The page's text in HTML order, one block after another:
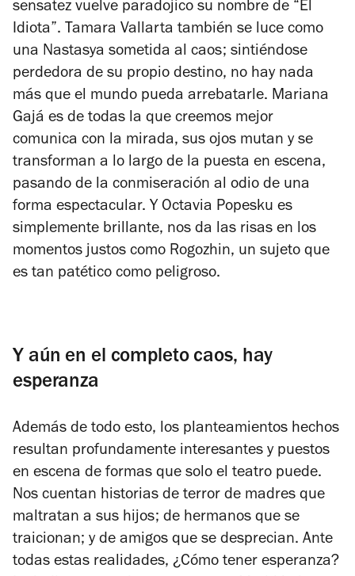
sensatez vuelve paradojico su nombre de “El
Idiota”. Tamara Vallarta también se luce como
una Nastasya sometida al caos; sintiéndose
perdedora de su propio destino, no hay nada
más que el mundo pueda arrebatarle. Mariana
Gajá es de todas la que creemos mejor
comunica con la mirada, sus ojos mutan y se
transforman a lo largo de la puesta en escena,
pasando de la conmiseración al odio de una
forma espectacular. Y Octavia Popesku es
simplemente brillante, nos da las risas en los
momentos justos como Rogozhin, un sujeto que
es tan patético como peligroso.
Y aún en el completo caos, hay
esperanza
Además de todo esto, los planteamientos hechos
resultan profundamente interesantes y puestos
en escena de formas que solo el teatro puede.
Nos cuentan historias de terror de madres que
maltratan a sus hijos; de hermanos que se
traicionan; y de amigos que se desprecian. Ante
todas estas realidades, ¿Cómo tener esperanza?